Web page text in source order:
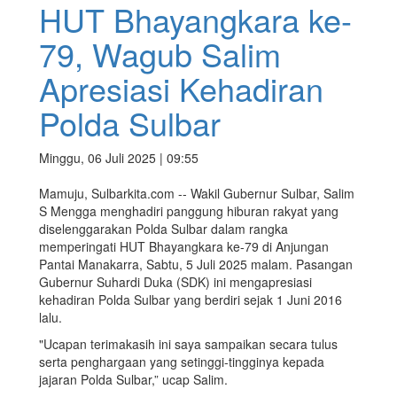
HUT Bhayangkara ke-
79, Wagub Salim
Apresiasi Kehadiran
Polda Sulbar
Minggu, 06 Juli 2025 | 09:55
Mamuju, Sulbarkita.com -- Wakil Gubernur Sulbar, Salim
S Mengga menghadiri panggung hiburan rakyat yang
diselenggarakan Polda Sulbar dalam rangka
memperingati HUT Bhayangkara ke-79 di Anjungan
Pantai Manakarra, Sabtu, 5 Juli 2025 malam. Pasangan
Gubernur Suhardi Duka (SDK) ini mengapresiasi
kehadiran Polda Sulbar yang berdiri sejak 1 Juni 2016
lalu.
"Ucapan terimakasih ini saya sampaikan secara tulus
serta penghargaan yang setinggi-tingginya kepada
jajaran Polda Sulbar,” ucap Salim.